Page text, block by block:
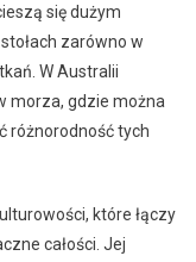
się dużym
zarówno w
W Australii
morza, gdzie można
różnorodność tych
które łączy
całości. Jej